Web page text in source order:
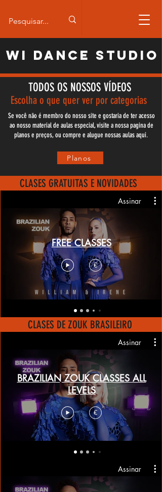
WI Dance Studio
TODOS OS NOSSOS VÍDEOS
Escolha o que quer ver por categorias
Se você não é membro do nosso site e gostaria de ter acesso
ao nosso material de aulas especial, visite a nossa pagina de
planos e preços, ou compre e alugue nossas aulas aqui.
Planos
CLASES GRATUITAS E NOVIDADES
Assinar
FREE CLASSES
€
CLASES DE ZOUK BRASILEIRO
Assinar
BRAZILIAN ZOUK CLASSES ALL
LEVELS
€
Assinar